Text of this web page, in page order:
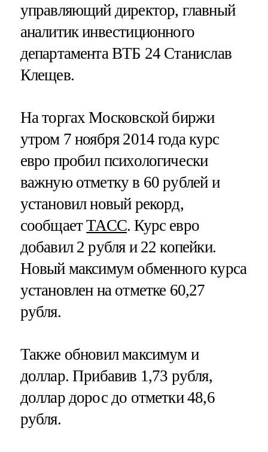
управляющий директор, главный
аналитик инвестиционного
департамента ВТБ 24 Станислав
Клещев.
На торгах Московской биржи
утром 7 ноября 2014 года курс
евро пробил психологически
важную отметку в 60 рублей и
установил новый рекорд,
сообщаетТАСС. Курс евро
добавил 2 рубля и 22 копейки.
Новый максимум обменного курса
установлен на отметке 60,27
рубля.
Также обновил максимум и
доллар. Прибавив 1,73 рубля,
доллар дорос до отметки 48,6
рубля.